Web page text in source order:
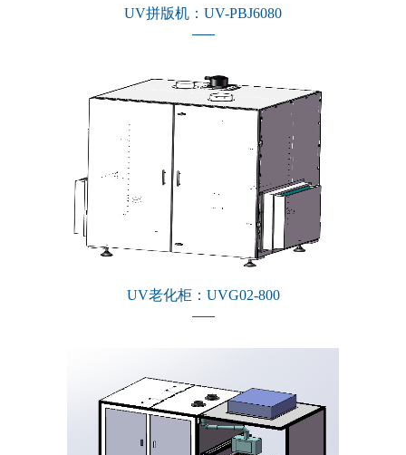
UV拼版机：UV-PBJ6080
UV老化柜：UVG02-800